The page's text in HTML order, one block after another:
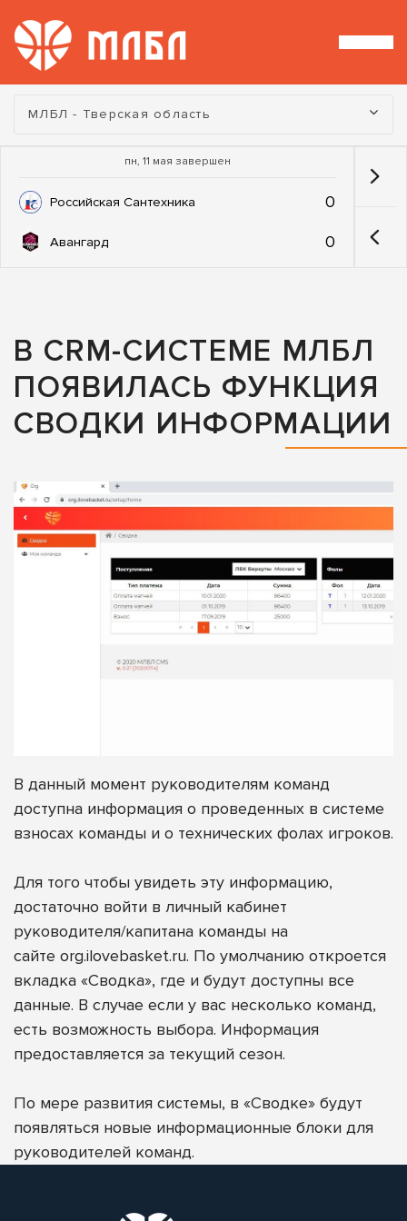
Турнир:
МЛБЛ - Тверская область
пн, 11 мая завершен
Российская Сантехника 0
Авангард 0
В CRM-СИСТЕМЕ МЛБЛ
ПОЯВИЛАСЬ ФУНКЦИЯ
СВОДКИ ИНФОРМАЦИИ
В данный момент руководителям команд
доступна информация о проведенных в системе
взносах команды и о технических фолах игроков.
Для того чтобы увидеть эту информацию,
достаточно войти в личный кабинет
руководителя/капитана команды на
сайте org.ilovebasket.ru. По умолчанию откроется
вкладка «Сводка», где и будут доступны все
данные. В случае если у вас несколько команд,
есть возможность выбора. Информация
предоставляется за текущий сезон.
По мере развития системы, в «Сводке» будут
появляться новые информационные блоки для
руководителей команд.